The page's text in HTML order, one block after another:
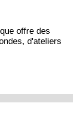
offre des
d'ateliers